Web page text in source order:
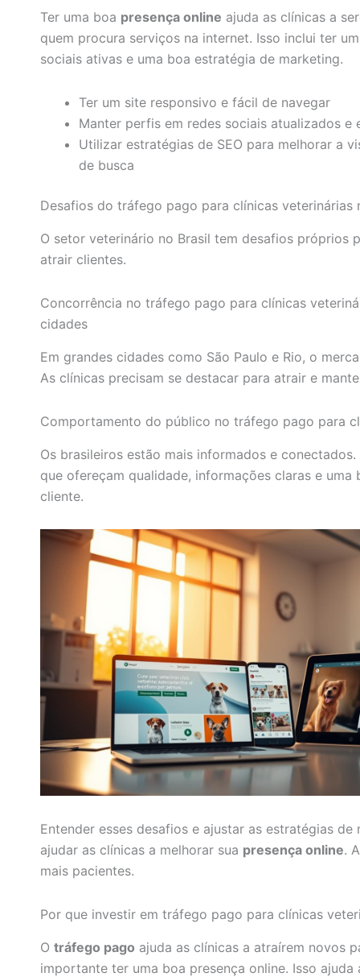
Ter uma boa presença online ajuda as clínicas a
quem procura serviços na internet. Isso inclui ter
sociais ativas e uma boa estratégia de marketing.
Ter um site responsivo e fácil de navegar
Manter perfis em redes sociais atualizados e
Utilizar estratégias de SEO para melhorar a
de busca
Desafios do tráfego pago para clínicas veterinárias
O setor veterinário no Brasil tem desafios próprios
atrair clientes.
Concorrência no tráfego pago para clínicas
cidades
Em grandes cidades como São Paulo e Rio, o
As clínicas precisam se destacar para atrair e
Comportamento do público no tráfego pago para
Os brasileiros estão mais informados e
que ofereçam qualidade, informações claras e uma
cliente.
Entender esses desafios e ajustar as estratégias
ajudar as clínicas a melhorar sua presença online.
mais pacientes.
Por que investir em tráfego pago para clínicas
O tráfego pago ajuda as clínicas a atraírem novos
importante ter uma boa presença online. Isso ajuda